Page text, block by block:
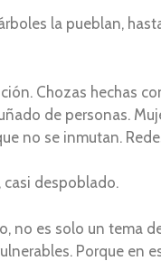
la pueblan,
Chozas hechas
de personas.
no se inmutan.
despoblado.
no es solo un tema
Porque en